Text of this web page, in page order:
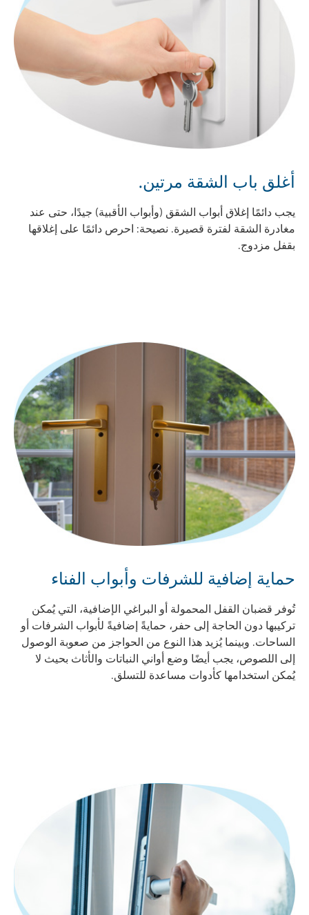
أغلق باب الشقة مرتين.
يجب دائمًا إغلاق أبواب الشقق (وأبواب الأقبية) جيدًا، حتى عند
مغادرة الشقة لفترة قصيرة. نصيحة: احرص دائمًا على إغلاقها
بقفل مزدوج.
حماية إضافية للشرفات وأبواب الفناء
تُوفر قضبان القفل المحمولة أو البراغي الإضافية، التي يُمكن
تركيبها دون الحاجة إلى حفر، حمايةً إضافيةً لأبواب الشرفات أو
الساحات. وبينما يُزيد هذا النوع من الحواجز من صعوبة الوصول
إلى اللصوص، يجب أيضًا وضع أواني النباتات والأثاث بحيث لا
يُمكن استخدامها كأدوات مساعدة للتسلق.